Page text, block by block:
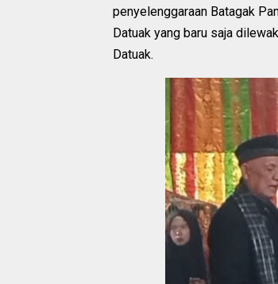
penyelenggaraan Batagak
Datuak yang baru saja
Datuak.